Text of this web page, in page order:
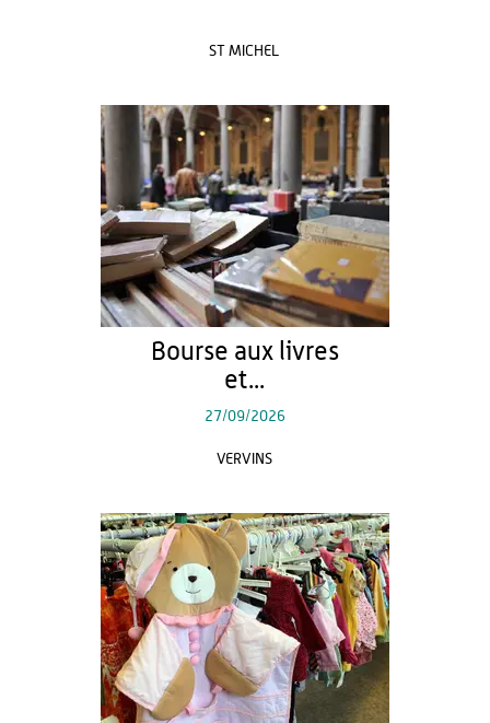
ST MICHEL
Bourse aux livres
et...
27/09/2026
VERVINS